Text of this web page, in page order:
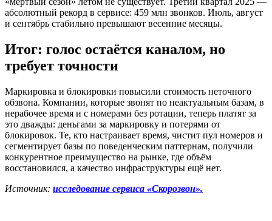
абсолютный рекорд в сервисе: 459 млн звонков. Июль, август
и сентябрь стабильно превышают весенние месяцы.
Итог: голос остаётся каналом, но
требует точности
Маркировка и блокировки повысили стоимость неточного
обзвона. Компании, которые звонят по неактуальным базам, в
нерабочее время и с номерами без ротации, теперь платят за
это дважды: деньгами за маркировку и потерями от
блокировок. Те, кто настраивает время, чистит пул номеров и
сегментирует базы по поведенческим паттернам, получили
конкурентное преимущество на рынке, где объём
восстановился, а качество инфраструктуры ещё нет.
Источник: исследование сервиса «Скорозвон».